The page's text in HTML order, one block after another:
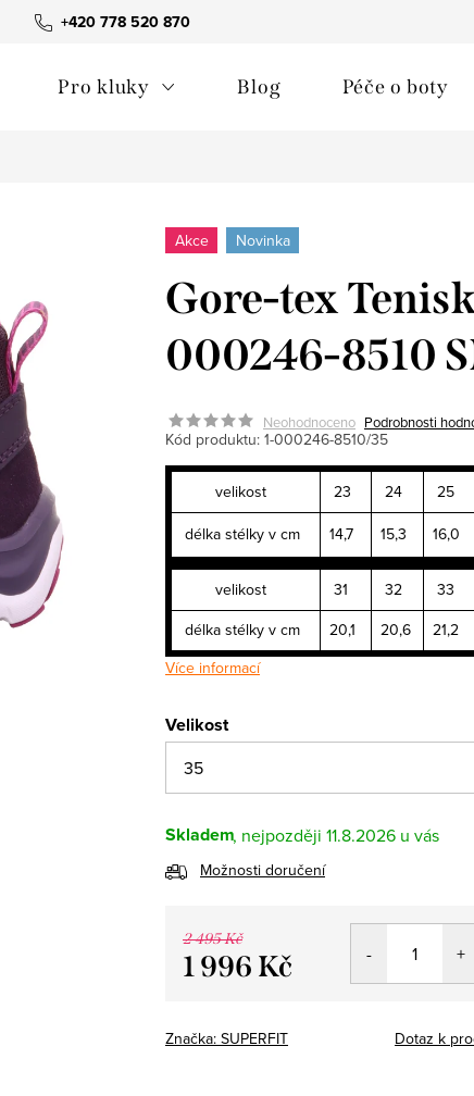
+420 778 520 870
Obchodní podmínky
Pro kluky Blog Péče o boty
Akce Novinka
Gore-tex
000246-8510
Neohodnoceno Podrobnosti
Kód produktu: 1-000246-8510/35
velikost 23 24 25
délka stélky v cm
14,7 15,3 16,0
velikost 31 32 33
délka stélky v cm
20,1 20,6 21,2
Více informací
Velikost
Skladem 11.8.2026
Možnosti doručení
2 495 Kč
1 996 Kč
Značka: SUPERFIT Dotaz k